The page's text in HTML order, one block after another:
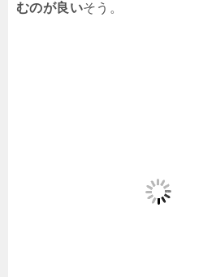
むのが良いそう。